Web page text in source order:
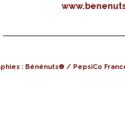
: Bénénuts® / PepsiCo